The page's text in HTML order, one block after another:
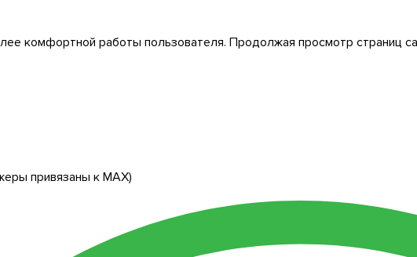
комфортной работы пользователя. Продолжая просмотр страниц
привязаны к МАХ)